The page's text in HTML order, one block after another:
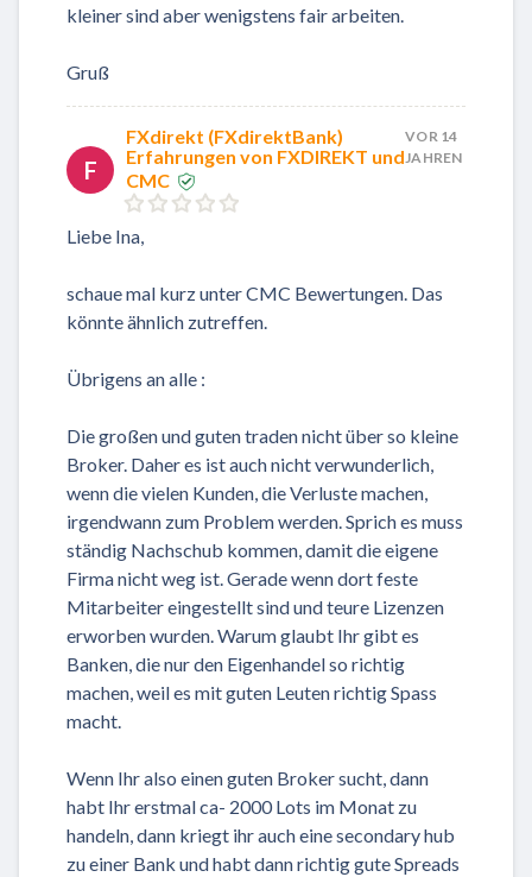
kleiner sind aber wenigstens fair arbeiten.
Gruß
F
FXdirekt (FXdirektBank)
Erfahrungen von FXDIREKT und
CMC
VOR 14
JAHREN
Liebe Ina,
schaue mal kurz unter CMC Bewertungen. Das
könnte ähnlich zutreffen.
Übrigens an alle :
Die großen und guten traden nicht über so kleine
Broker. Daher es ist auch nicht verwunderlich,
wenn die vielen Kunden, die Verluste machen,
irgendwann zum Problem werden. Sprich es muss
ständig Nachschub kommen, damit die eigene
Firma nicht weg ist. Gerade wenn dort feste
Mitarbeiter eingestellt sind und teure Lizenzen
erworben wurden. Warum glaubt Ihr gibt es
Banken, die nur den Eigenhandel so richtig
machen, weil es mit guten Leuten richtig Spass
macht.
Wenn Ihr also einen guten Broker sucht, dann
habt Ihr erstmal ca- 2000 Lots im Monat zu
handeln, dann kriegt ihr auch eine secondary hub
zu einer Bank und habt dann richtig gute Spreads